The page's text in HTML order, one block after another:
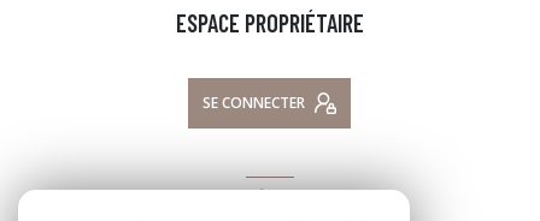
ESPACE PROPRIÉTAIRE
SE CONNECTER